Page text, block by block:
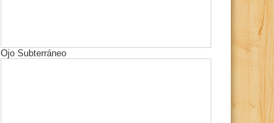
Ojo Subterráneo